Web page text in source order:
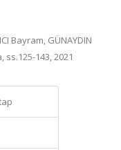
Bayram, GÜNAYDIN
ss.125-143, 2021